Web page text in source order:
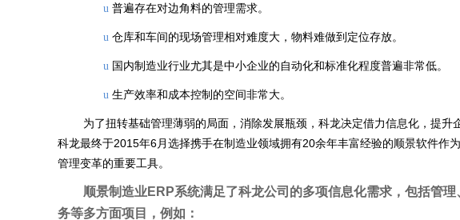
u 普遍存在对边角料的管理需求。
u 仓库和车间的现场管理相对难度大，物料难做到定位存放。
u 国内制造业行业尤其是中小企业的自动化和标准化程度普遍非常低。
u 生产效率和成本控制的空间非常大。
为了扭转基础管理薄弱的局面，消除发展瓶颈，科龙决定借力信息化，提升
科龙最终于2015年6月选择携手在制造业领域拥有20余年丰富经验的顺景软件作
管理变革的重要工具。
顺景制造业ERP系统满足了科龙公司的多项信息化需求，包括管
务等多方面项目，例如：